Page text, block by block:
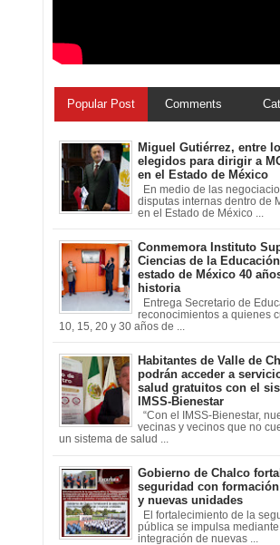
Popular Post Comments
Miguel Gutiérrez, entre
elegidos para dirigir a
en el Estado de México
En medio de las
disputas internas dentro de
en el Estado de México ...
Conmemora Instituto
Ciencias de la Educación
estado de México 40
historia
Entrega Secretario de
reconocimientos a quienes
10, 15, 20 y 30 años de ...
Habitantes de Valle de
podrán acceder a
salud gratuitos con el
IMSS-Bienestar
“Con el IMSS-Bienestar,
vecinas y vecinos que no
un sistema de salud ...
Gobierno de Chalco
seguridad con
y nuevas unidades
El fortalecimiento de la
pública se impulsa mediante
integración de nuevas ...